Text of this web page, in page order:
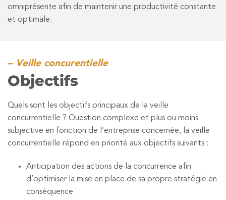
omniprésente afin de maintenir une productivité constante
et optimale.
– Veille concurentielle
Objectifs
Quels sont les objectifs principaux de la veille
concurrentielle ? Question complexe et plus ou moins
subjective en fonction de l’entreprise concernée, la veille
concurrentielle répond en priorité aux objectifs suivants :
Anticipation des actions de la concurrence afin
d’optimiser la mise en place de sa propre stratégie en
conséquence